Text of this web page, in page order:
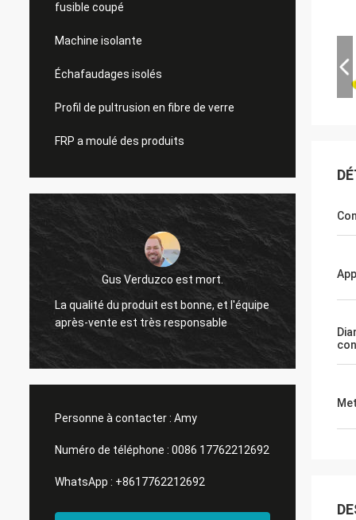
fusible coupé
Machine isolante
Échafaudages isolés
Profil de pultrusion en fibre de verre
FRP a moulé des produits
Gus Verduzco est mort.
La qualité du produit est bonne, et l'équipe
après-vente est très responsable
Personne à contacter : Amy
Numéro de téléphone : 0086 17762212692
WhatsApp : +8617762212692